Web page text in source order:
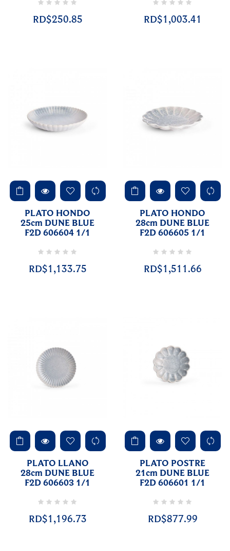
RD$250.85 RD$1,003.41
PLATO HONDO
25cm DUNE BLUE
F2D 606604 1/1
RD$1,133.75
PLATO HONDO
28cm DUNE BLUE
F2D 606605 1/1
RD$1,511.66
PLATO LLANO
28cm DUNE BLUE
F2D 606603 1/1
RD$1,196.73
PLATO POSTRE
21cm DUNE BLUE
F2D 606601 1/1
RD$877.99